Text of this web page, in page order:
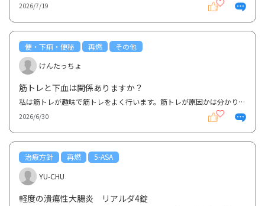
2026/7/19
便・下痢・便秘 再燃
その他
けんたっちょ
筋トレと下血は関係ありますか？
私は筋トレが趣味で筋トレをよく行います。筋トレが原因かは分かりませんが、筋トレをした翌日、下血が...
2026/6/30
治療方針 再燃
5-ASA
YU-CHU
軽度の潰瘍性大腸炎 リアルダ4錠